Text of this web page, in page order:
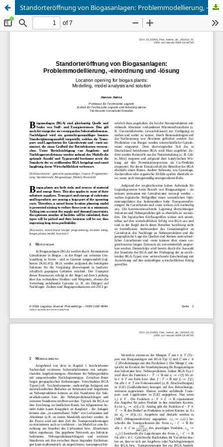
Standorteröffnung von Biogasanlagen: Problemmodellierung, -einordnung und -lösung